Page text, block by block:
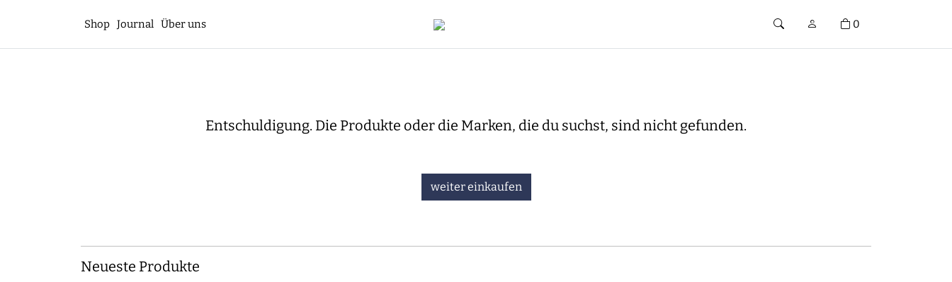
Shop Journal Über uns 0
Entschuldigung. Die Produkte oder die Marken, die du suchst, sind nicht gefunden.
weiter einkaufen
Neueste Produkte